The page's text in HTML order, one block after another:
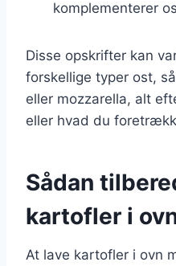
komplementerer
Disse opskrifter kan
forskellige typer ost,
eller mozzarella, alt
eller hvad du
Sådan
kartofler i
At lave kartofler i ovn